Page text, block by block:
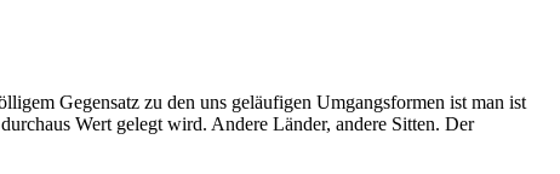
Gegensatz zu den uns geläufigen Umgangsformen ist man ist
Wert gelegt wird. Andere Länder, andere Sitten. Der